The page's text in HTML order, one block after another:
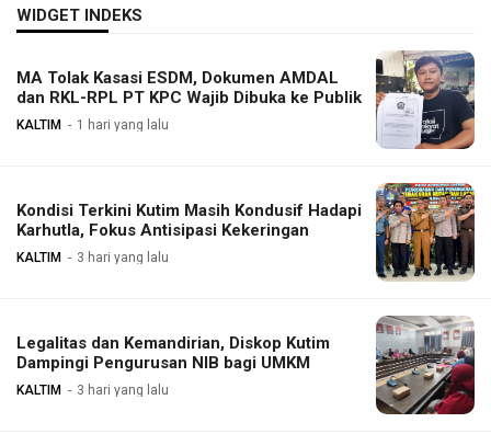
WIDGET INDEKS
MA Tolak Kasasi ESDM, Dokumen AMDAL
dan RKL-RPL PT KPC Wajib Dibuka ke Publik
KALTIM 1 hari yang lalu
Kondisi Terkini Kutim Masih Kondusif Hadapi
Karhutla, Fokus Antisipasi Kekeringan
KALTIM 3 hari yang lalu
Legalitas dan Kemandirian, Diskop Kutim
Dampingi Pengurusan NIB bagi UMKM
KALTIM 3 hari yang lalu